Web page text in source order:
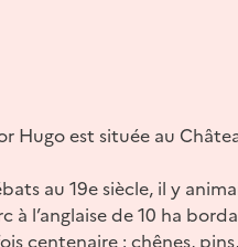
Hugo est située au
au 19e siècle, il y
à l’anglaise de 10 ha
centenaire : chênes,